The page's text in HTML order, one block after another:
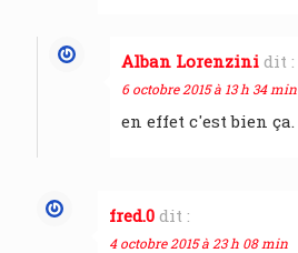
Alban Lorenzini dit :
6 octobre 2015 à 13 h 34 min
en effet c'est bien ça.
fred.0 dit :
4 octobre 2015 à 23 h 08 min